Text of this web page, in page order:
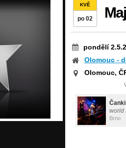
KVĚ
po 02
pondělí
Olomouc -
Olomouc,
world
Brno